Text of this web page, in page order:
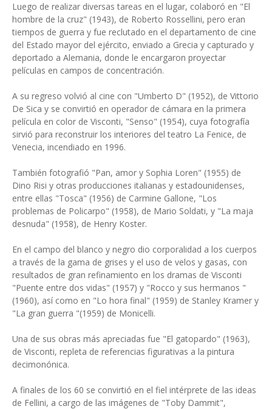
Luego de realizar diversas tareas en el lugar, colaboró en "El
hombre de la cruz" (1943), de Roberto Rossellini, pero eran
tiempos de guerra y fue reclutado en el departamento de cine
del Estado mayor del ejército, enviado a Grecia y capturado y
deportado a Alemania, donde le encargaron proyectar
películas en campos de concentración.
A su regreso volvió al cine con "Umberto D" (1952), de Vittorio
De Sica y se convirtió en operador de cámara en la primera
película en color de Visconti, "Senso" (1954), cuya fotografía
sirvió para reconstruir los interiores del teatro La Fenice, de
Venecia, incendiado en 1996.
También fotografió "Pan, amor y Sophia Loren" (1955) de
Dino Risi y otras producciones italianas y estadounidenses,
entre ellas "Tosca" (1956) de Carmine Gallone, "Los
problemas de Policarpo" (1958), de Mario Soldati, y "La maja
desnuda" (1958), de Henry Koster.
En el campo del blanco y negro dio corporalidad a los cuerpos
a través de la gama de grises y el uso de velos y gasas, con
resultados de gran refinamiento en los dramas de Visconti
"Puente entre dos vidas" (1957) y "Rocco y sus hermanos "
(1960), así como en "Lo hora final" (1959) de Stanley Kramer y
"La gran guerra "(1959) de Monicelli.
Una de sus obras más apreciadas fue "El gatopardo" (1963),
de Visconti, repleta de referencias figurativas a la pintura
decimonónica.
A finales de los 60 se convirtió en el fiel intérprete de las ideas
de Fellini, a cargo de las imágenes de "Toby Dammit",